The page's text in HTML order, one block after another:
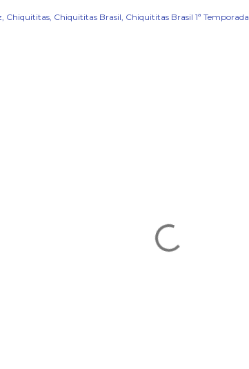
Chiquititas Chiquititas Brasil Chiquititas Brasil 1ª Temporada